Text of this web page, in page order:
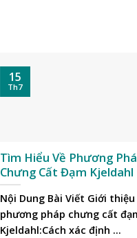
Tìm Hiểu Về Phương
Chưng Cất Đạm Kjeldahl
Nội Dung Bài Viết Giới thiệu
phương pháp chưng cất
Kjeldahl:Cách xác định ...
15
Th7